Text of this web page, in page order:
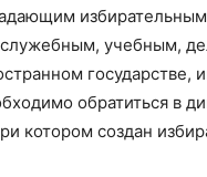
учебным,
обратиться в
котором создан